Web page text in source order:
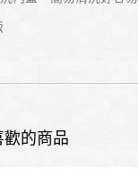
的商品